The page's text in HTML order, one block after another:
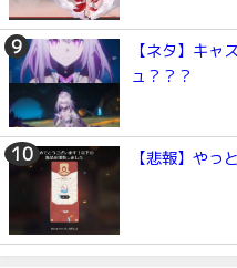
【ネタ】キ
ュ？？？
【悲報】やっ